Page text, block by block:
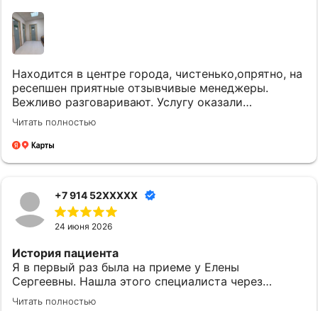
Находится в центре города, чистенько,опрятно, на
ресепшен приятные отзывчивые менеджеры.
Вежливо разговаривают. Услугу оказали
качественно и вовремя. Однозначно придем еще.
Читать полностью
+7 914 52XXXXX
24 июня 2026
История пациента
Я в первый раз была на приеме у Елены
Сергеевны. Нашла этого специалиста через
приложение МедТочка. При выборе обратила
Читать полностью